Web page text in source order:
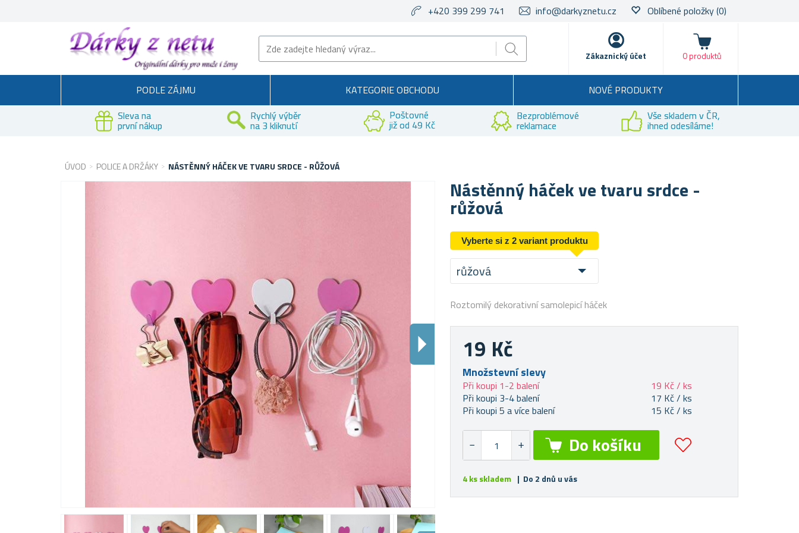
+420 399 299 741 info@darkyznetu.cz Oblíbené položky(0)
Zákaznický účet
Nákupní košík
0 produktů
PODLE ZÁJMU KATEGORIE OBCHODU
NOVÉ PRODUKTY
Sleva na
první nákup
Rychlý výběr
na 3 kliknutí
Poštovné
již od 49 Kč
Bezproblémové
reklamace
Vše skladem v ČR,
ihned odesíláme!
ÚVOD POLICE A DRŽÁKY NÁSTĚNNÝ HÁČEK VE TVARU SRDCE - RŮŽOVÁ
Nástěnný háček ve tvaru srdce -
růžová
Vyberte si z 2 variant produktu
růžová
Roztomilý dekorativní samolepicí háček
19 Kč
Množstevní slevy
Při koupi 1-2 balení
19 Kč / ks
Při koupi 3-4 balení
17 Kč / ks
Při koupi 5 a více balení
15 Kč / ks
4 ks skladem | Do 2 dnů u vás